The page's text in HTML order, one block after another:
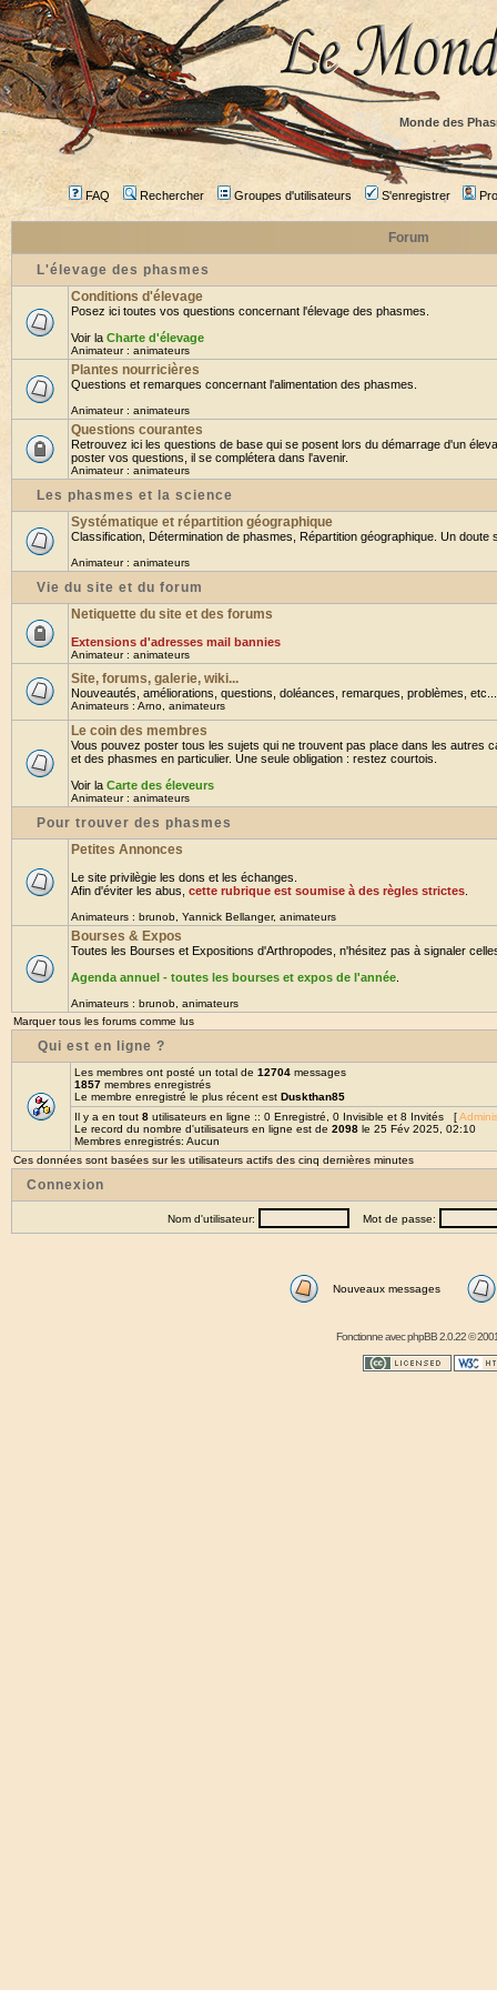
Monde des
FAQ Rechercher Groupes d'utilisateurs S'enregistrer
Forum
L'élevage des phasmes
Conditions d'élevage
Posez ici toutes vos questions concernant l'élevage des phasmes.
Voir la Charte d'élevage
Animateur : animateurs
Plantes nourricières
Questions et remarques concernant l'alimentation des phasmes.
Animateur : animateurs
Questions courantes
Retrouvez ici les questions de base qui se posent lors du démarrage d'un
poster vos questions, il se complétera dans l'avenir.
Animateur : animateurs
Les phasmes et la science
Systématique et répartition géographique
Classification, Détermination de phasmes, Répartition géographique. Un doute
Animateur : animateurs
Vie du site et du forum
Netiquette du site et des forums
Extensions d'adresses mail bannies
Animateur : animateurs
Site, forums, galerie, wiki...
Nouveautés, améliorations, questions, doléances, remarques, problèmes,
Animateurs : Arno animateurs
Le coin des membres
Vous pouvez poster tous les sujets qui ne trouvent pas place dans les autres
et des phasmes en particulier. Une seule obligation : restez courtois.
Voir la Carte des éleveurs
Animateur : animateurs
Pour trouver des phasmes
Petites Annonces
Le site privilègie les dons et les échanges.
Afin d'éviter les abus, cette rubrique est soumise à des règles strictes
Animateurs : brunob Yannick Bellanger, animateurs
Bourses & Expos
Toutes les Bourses et Expositions d'Arthropodes, n'hésitez pas à signaler
Agenda annuel - toutes les bourses et expos de l'année
Animateurs : brunob animateurs
Marquer tous les forums comme lus
Qui est en ligne ?
Les membres ont posté un total de 12704 messages
1857 membres enregistrés
Le membre enregistré le plus récent est Duskthan85
Il y a en tout 8 utilisateurs en ligne :: 0 Enregistré, 0 Invisible et 8 Invités [
Le record du nombre d'utilisateurs en ligne est de 2098 le 25 Fév 2025, 02:10
Membres enregistrés: Aucun
Ces données sont basées sur les utilisateurs actifs des cinq dernières minutes
Connexion
Nom d'utilisateur: Mot de passe:
Nouveaux messages
Fonctionne avecphpBB2.0.22 ©